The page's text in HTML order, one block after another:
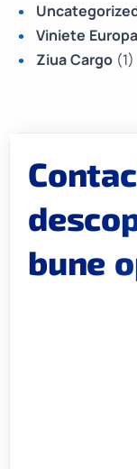
Viniete Europa
Ziua Cargo (1)
bune